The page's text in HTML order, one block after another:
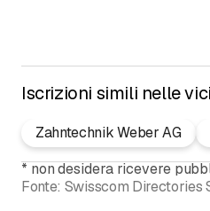
Iscrizioni simili nelle
Zahntechnik Weber AG
* non desidera ricevere
Fonte: Swisscom Directories